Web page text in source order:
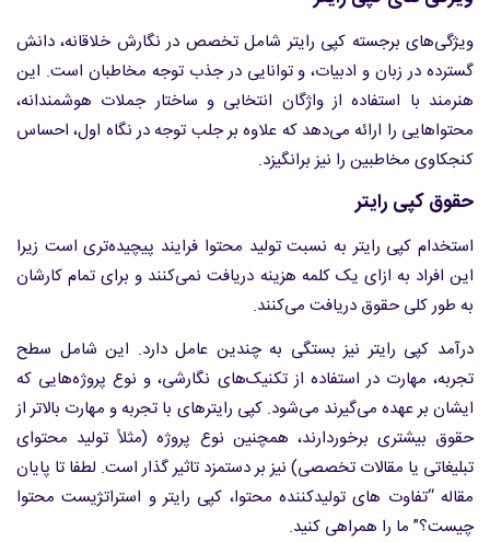
ویژگی‌های برجسته کپی رایتر شامل تخصص در نگارش خلاقانه، دانش
گسترده در زبان و ادبیات، و توانایی در جذب توجه مخاطبان است. این
هنرمند با استفاده از واژگان انتخابی و ساختار جملات هوشمندانه،
محتواهایی را ارائه می‌دهد که علاوه بر جلب توجه در نگاه اول، احساس
کنجکاوی مخاطبین را نیز برانگیزد.
حقوق کپی رایتر
استخدام کپی رایتر به نسبت تولید محتوا فرایند پیچیده‌تری است زیرا
این افراد به ازای یک کلمه هزینه دریافت نمی‌کنند و برای تمام کارشان
به طور کلی حقوق دریافت می‌کنند.
درآمد کپی رایتر نیز بستگی به چندین عامل دارد. این شامل سطح
تجربه، مهارت در استفاده از تکنیک‌های نگارشی، و نوع پروژه‌هایی که
ایشان بر عهده می‌گیرند می‌شود. کپی رایترهای با تجربه و مهارت بالاتر از
حقوق بیشتری برخوردارند، همچنین نوع پروژه (مثلاً تولید محتوای
تبلیغاتی یا مقالات تخصصی) نیز بر دستمزد تاثیر گذار است. لطفا تا پایان
مقاله “تفاوت های تولیدکننده محتوا، کپی رایتر و استراتژیست محتوا
چیست؟” ما را همراهی کنید.